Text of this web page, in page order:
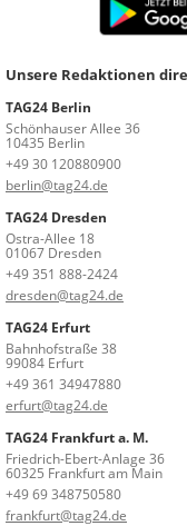
Unsere Redaktionen
TAG24 Berlin
Schönhauser Allee 36
10435 Berlin
+49 30 120880900
berlin@tag24.de
TAG24 Dresden
Ostra-Allee 18
01067 Dresden
+49 351 888-2424
dresden@tag24.de
TAG24 Erfurt
Bahnhofstraße 38
99084 Erfurt
+49 361 34947880
erfurt@tag24.de
TAG24 Frankfurt a. M.
Friedrich-Ebert-Anlage 36
60325 Frankfurt am Main
+49 69 348750580
frankfurt@tag24.de